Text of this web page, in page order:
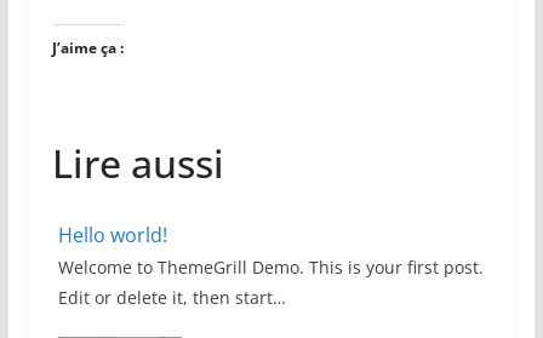
J’aime ça :
Lire aussi
Hello world!
Welcome to ThemeGrill Demo. This is your first post.
Edit or delete it, then start…